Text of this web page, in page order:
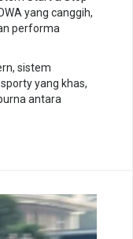
yang canggih,
performa
sistem
yang khas,
antara